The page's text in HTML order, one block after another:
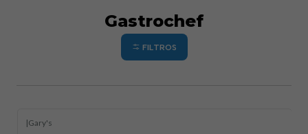
Gastrochef
FILTROS
|Gary's